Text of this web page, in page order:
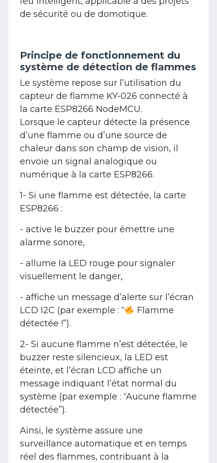
de sécurité ou de domotique.
Principe de fonctionnement du
système de détection de flammes
Le système repose sur l’utilisation du
capteur de flamme KY-026 connecté à
la carte ESP8266 NodeMCU.
Lorsque le capteur détecte la présence
d’une flamme ou d’une source de
chaleur dans son champ de vision, il
envoie un signal analogique ou
numérique à la carte ESP8266.
1- Si une flamme est détectée, la carte
ESP8266 :
- active le buzzer pour émettre une
alarme sonore,
- allume la LED rouge pour signaler
visuellement le danger,
- affiche un message d’alerte sur l’écran
LCD I2C (par exemple : “
Flamme
détectée !”).
2- Si aucune flamme n’est détectée, le
buzzer reste silencieux, la LED est
éteinte, et l’écran LCD affiche un
message indiquant l’état normal du
système (par exemple : “Aucune flamme
détectée”).
Ainsi, le système assure une
surveillance automatique et en temps
réel des flammes, contribuant à la